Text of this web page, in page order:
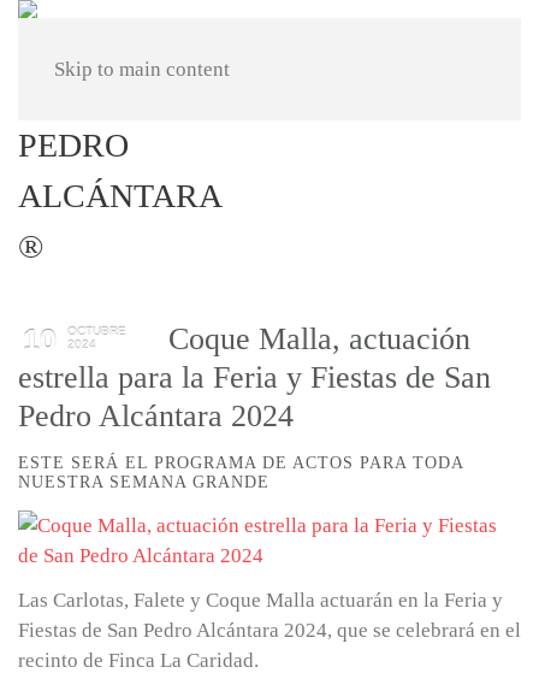
Skip to main content
10
OCTUBRE
2024
Coque Malla, actuación
estrella para la Feria y Fiestas de San
Pedro Alcántara 2024
ESTE SERÁ EL PROGRAMA DE ACTOS PARA TODA
NUESTRA SEMANA GRANDE
Las Carlotas, Falete y Coque Malla actuarán en la Feria y
Fiestas de San Pedro Alcántara 2024, que se celebrará en el
recinto de Finca La Caridad.